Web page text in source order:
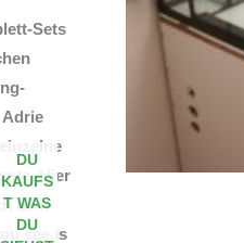
Sets
Hier
dem
see is
DU
KAUFS
T WAS
DU